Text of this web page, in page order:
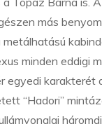
más
minden eddigi
egyedi karakterét
“Hadori”